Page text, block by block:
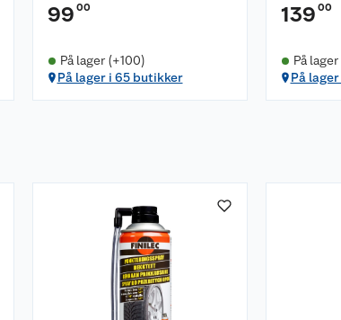
99 00
På lager (+100)
På lager i 65 butikker
139 00
På lager
På